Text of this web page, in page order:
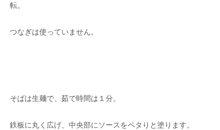
転。
つなぎは使っていません。
そばは生麺で、茹で時間は１分。
鉄板に丸く広げ、中央部にソースをペタりと塗ります。